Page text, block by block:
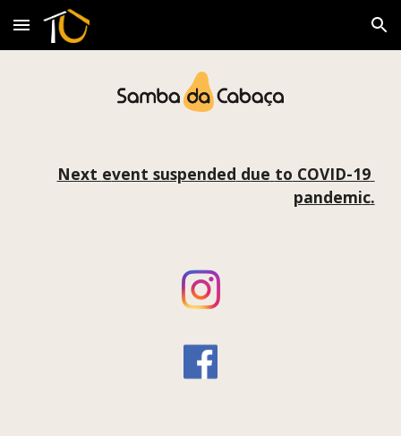
Skip to main content Skip to navigation
Next event suspended due to COVID-19
pandemic.